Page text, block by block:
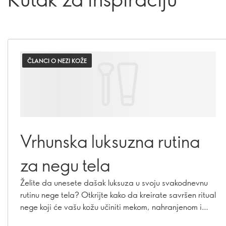
ČLANCI O NEZI KOŽE
Vrhunska luksuzna rutina
za negu tela
Želite da unesete dašak luksuza u svoju svakodnevnu
rutinu nege tela? Otkrijte kako da kreirate savršen ritual
nege koji će vašu kožu učiniti mekom, nahranjenom i